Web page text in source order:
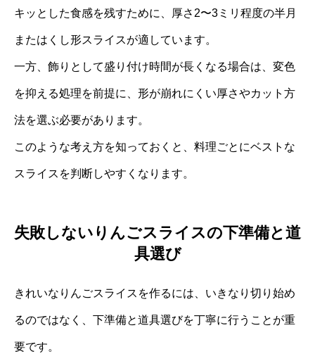
キッとした食感を残すために、厚さ2〜3ミリ程度の半月
またはくし形スライスが適しています。
一方、飾りとして盛り付け時間が長くなる場合は、変色
を抑える処理を前提に、形が崩れにくい厚さやカット方
法を選ぶ必要があります。
このような考え方を知っておくと、料理ごとにベストな
スライスを判断しやすくなります。
失敗しないりんごスライスの下準備と道
具選び
きれいなりんごスライスを作るには、いきなり切り始め
るのではなく、下準備と道具選びを丁寧に行うことが重
要です。